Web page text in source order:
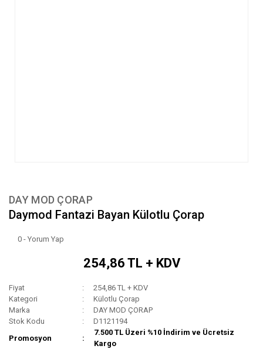
DAY MOD ÇORAP
Daymod Fantazi Bayan Külotlu Çorap
0 - Yorum Yap
254,86 TL + KDV
Fiyat
254,86 TL + KDV
Kategori
Külotlu Çorap
Marka
DAY MOD ÇORAP
Stok Kodu
D1121194
Promosyon
7.500 TL Üzeri %10 İndirim ve Ücretsiz
Kargo